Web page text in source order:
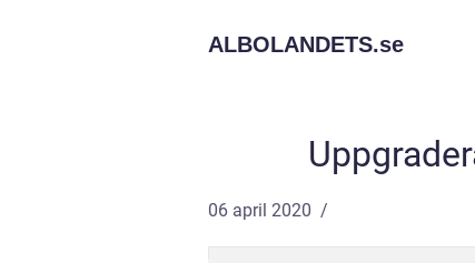
ALBOLANDETS.se
06 april 2020